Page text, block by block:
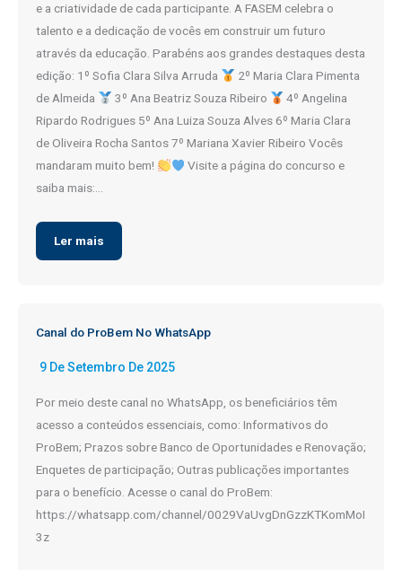
e a criatividade de cada participante. A FASEM celebra o
talento e a dedicação de vocês em construir um futuro
através da educação. Parabéns aos grandes destaques desta
edição: 1º Sofia Clara Silva Arruda
2º Maria Clara Pimenta
de Almeida
3º Ana Beatriz Souza Ribeiro
4º Angelina
Ripardo Rodrigues 5º Ana Luiza Souza Alves 6º Maria Clara
de Oliveira Rocha Santos 7º Mariana Xavier Ribeiro Vocês
mandaram muito bem!
Visite a página do concurso e
saiba mais:…
Ler mais
Canal do ProBem No WhatsApp
9 De Setembro De 2025
Por meio deste canal no WhatsApp, os beneficiários têm
acesso a conteúdos essenciais, como: Informativos do
ProBem; Prazos sobre Banco de Oportunidades e Renovação;
Enquetes de participação; Outras publicações importantes
para o benefício. Acesse o canal do ProBem:
https://whatsapp.com/channel/0029VaUvgDnGzzKTKomMoI
3z